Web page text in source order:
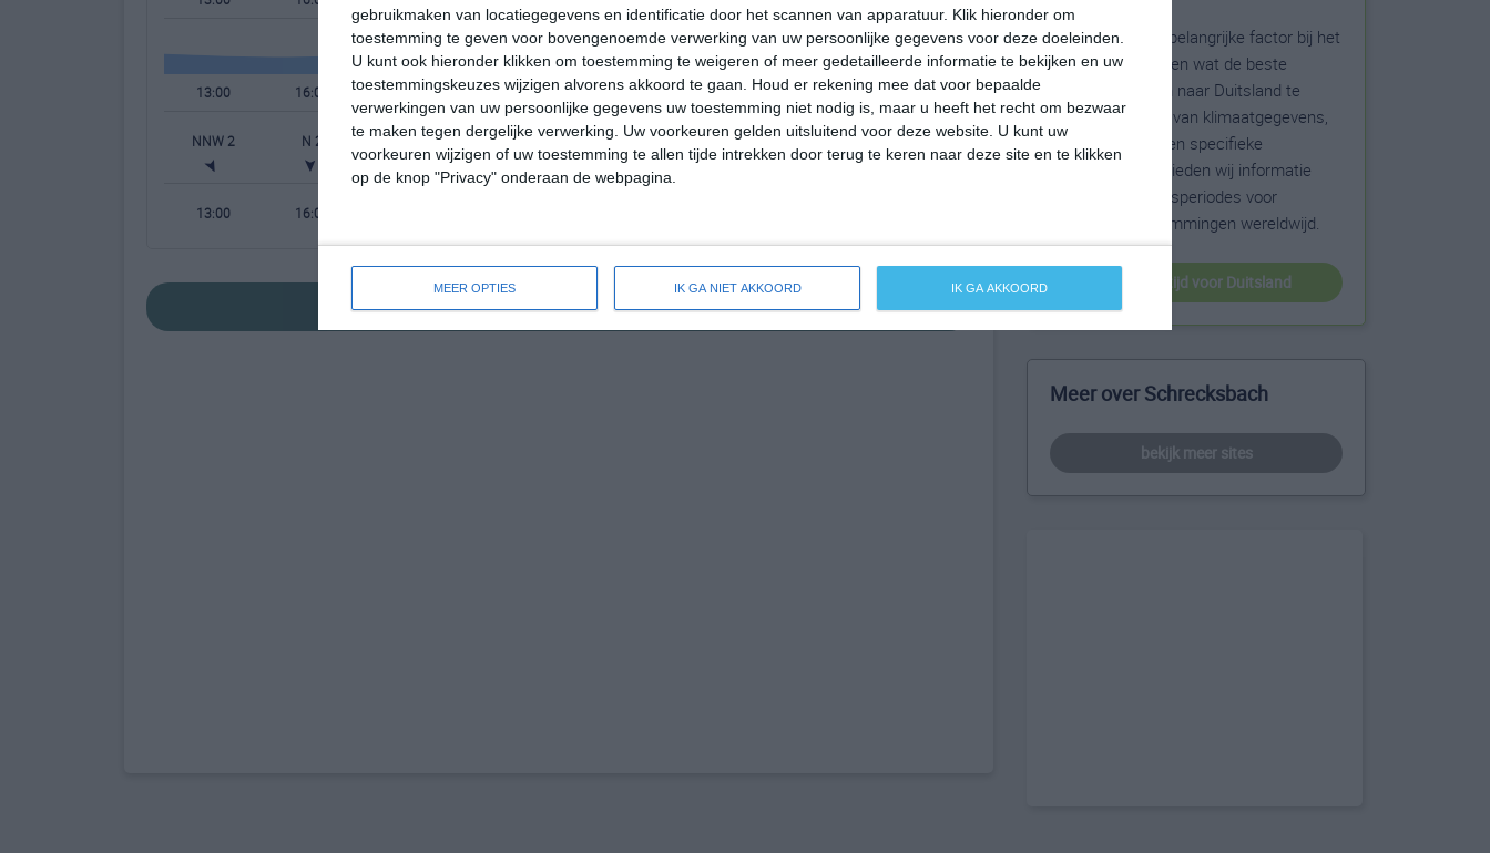
gebruikmaken van locatiegegevens en identificatie door het scannen van apparatuur. Klik hieronder om
toestemming te geven voor bovengenoemde verwerking van uw persoonlijke gegevens voor deze doeleinden.
U kunt ook hieronder klikken om toestemming te weigeren of meer gedetailleerde informatie te bekijken en uw
toestemmingskeuzes wijzigen alvorens akkoord te gaan.
Houd er rekening mee dat voor bepaalde
verwerkingen van uw persoonlijke gegevens uw toestemming niet nodig is, maar u heeft het recht om bezwaar
te maken tegen dergelijke verwerking. Uw voorkeuren gelden uitsluitend voor deze website. U kunt uw
voorkeuren wijzigen of uw toestemming te allen tijde intrekken door terug te keren naar deze site en te klikken
op de knop "Privacy" onderaan de webpagina.
MEER OPTIES IK GA NIET AKKOORD IK GA AKKOORD
13:00 16:00 19:00 22:00 01:00 04:00 07:00 10:00
NNW 2 N 2 NNO 2 NNO 1 ONO 1 ONO 1 NNO 1 ONO 2
13:00 16:00
bekijk de uitgebreide weersverwachting voor Schrecksbach
Het weer is een belangrijke factor bij het
reizen. Wil je weten wat de beste
maanden zijn om naar Duitsland te
reizen? Op basis van klimaatgegevens,
weersextremen en specifieke
weerinformatie bieden wij informatie
over de beste reisperiodes voor
duizenden bestemmingen wereldwijd.
beste reistijd voor Duitsland
Meer over Schrecksbach
bekijk meer sites